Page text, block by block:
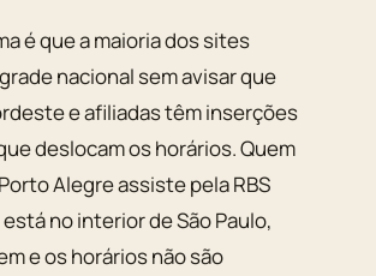
é que a maioria dos sites
nacional sem avisar que
e afiliadas têm inserções
deslocam os horários. Quem
Alegre assiste pela RBS
está no interior de São Paulo,
e os horários não são